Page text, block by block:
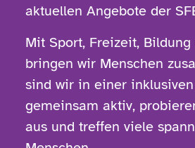
aktuellen Angebote der
Mit Sport, Freizeit,
bringen wir Menschen
sind wir in einer
gemeinsam aktiv,
aus und treffen viele